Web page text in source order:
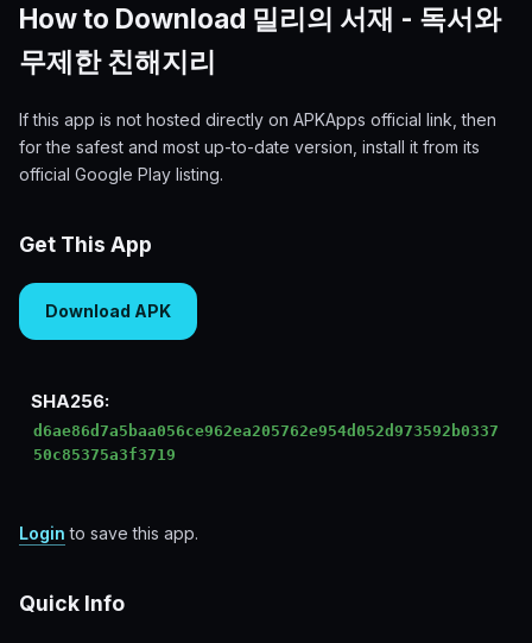
How to Download 밀리의 서재 - 독서와
무제한 친해지리
If this app is not hosted directly on APKApps official link, then
for the safest and most up-to-date version, install it from its
official Google Play listing.
Get This App
Download APK
SHA256:
d6ae86d7a5baa056ce962ea205762e954d052d973592b0337
50c85375a3f3719
Login to save this app.
Quick Info